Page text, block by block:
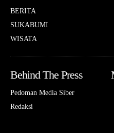
BERITA
SUKABUMI
WISATA
Behind The Press
Pedoman Media Siber
Redaksi